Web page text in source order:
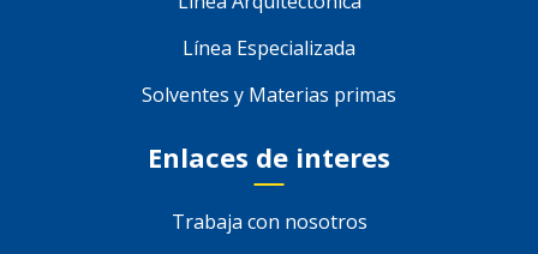
Línea Especializada
Solventes y Materias primas
Enlaces de interes
Trabaja con nosotros